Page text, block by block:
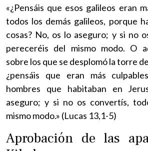
«¿Pensáis que esos galileos eran
todos los demás galileos, porque
cosas? No, os lo aseguro; y si no
pereceréis del mismo modo. O
sobre los que se desplomó la torre
¿pensáis que eran más
hombres que habitaban en
aseguro; y si no os convertís,
mismo modo.» (Lucas 13,1-5)
Aprobación de las